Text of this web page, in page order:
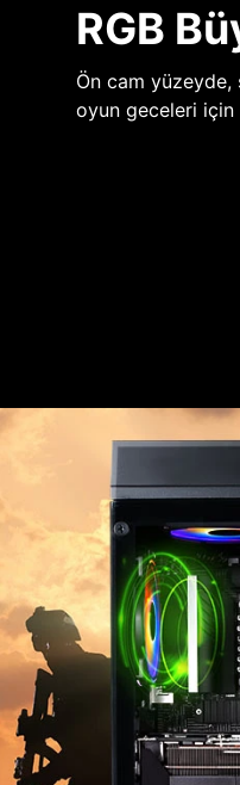
RGB
Ön cam yüzeyde,
oyun geceleri için